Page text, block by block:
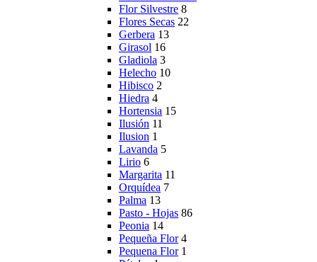
Flor Silvestre 8
Flores Secas 22
Gerbera 13
Girasol 16
Gladiola 3
Helecho 10
Hibisco 2
Hiedra 4
Hortensia 15
Ilusión 11
Ilusion 1
Lavanda 5
Lirio 6
Margarita 11
Orquídea 7
Palma 13
Pasto - Hojas 86
Peonia 14
Pequeña Flor 4
Pequena Flor 1